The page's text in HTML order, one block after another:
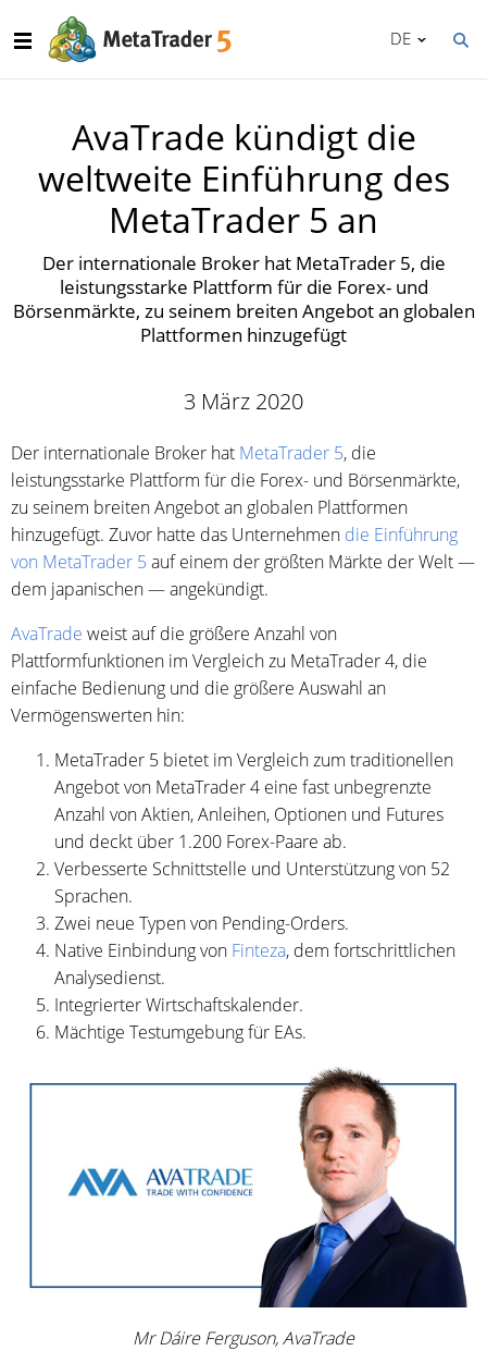
DE
AvaTrade kündigt die
weltweite Einführung des
MetaTrader 5 an
Der internationale Broker hat MetaTrader 5, die
leistungsstarke Plattform für die Forex- und
Börsenmärkte, zu seinem breiten Angebot an globalen
Plattformen hinzugefügt
3 März 2020
Der internationale Broker hat MetaTrader 5, die
leistungsstarke Plattform für die Forex- und Börsenmärkte,
zu seinem breiten Angebot an globalen Plattformen
hinzugefügt. Zuvor hatte das Unternehmen die Einführung
von MetaTrader 5 auf einem der größten Märkte der Welt —
dem japanischen — angekündigt.
AvaTrade weist auf die größere Anzahl von
Plattformfunktionen im Vergleich zu MetaTrader 4, die
einfache Bedienung und die größere Auswahl an
Vermögenswerten hin:
MetaTrader 5 bietet im Vergleich zum traditionellen
Angebot von MetaTrader 4 eine fast unbegrenzte
Anzahl von Aktien, Anleihen, Optionen und Futures
und deckt über 1.200 Forex-Paare ab.
Verbesserte Schnittstelle und Unterstützung von 52
Sprachen.
Zwei neue Typen von Pending-Orders.
Native Einbindung von Finteza, dem fortschrittlichen
Analysedienst.
Integrierter Wirtschaftskalender.
Mächtige Testumgebung für EAs.
Mr Dáire Ferguson, AvaTrade